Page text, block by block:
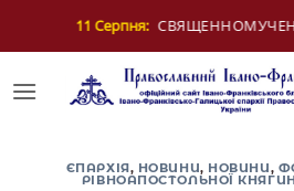
АРХІДИЯКОНА
ЄПАРХІЯ, НОВИНИ, НОВИНИ,
РІВНОАПОСТОЛЬНОЇ